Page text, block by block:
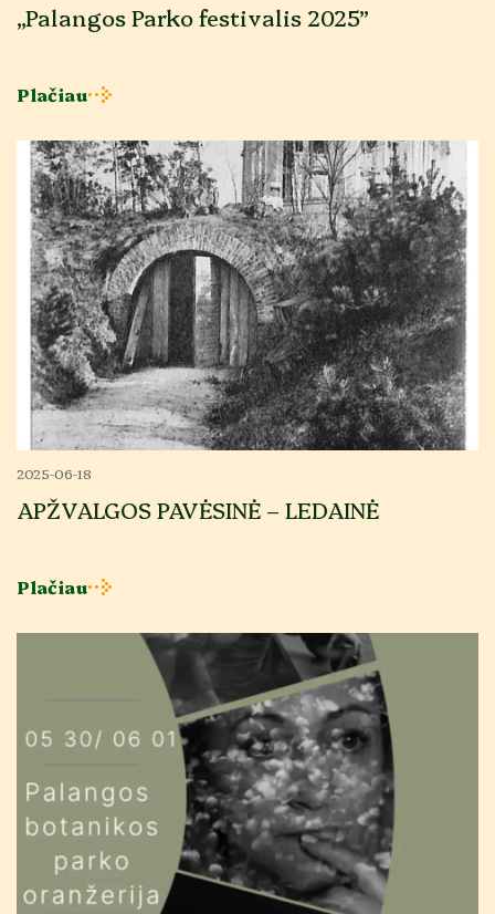
„Palangos Parko festivalis 2025”
Plačiau
2025-06-18
APŽVALGOS PAVĖSINĖ – LEDAINĖ
Plačiau